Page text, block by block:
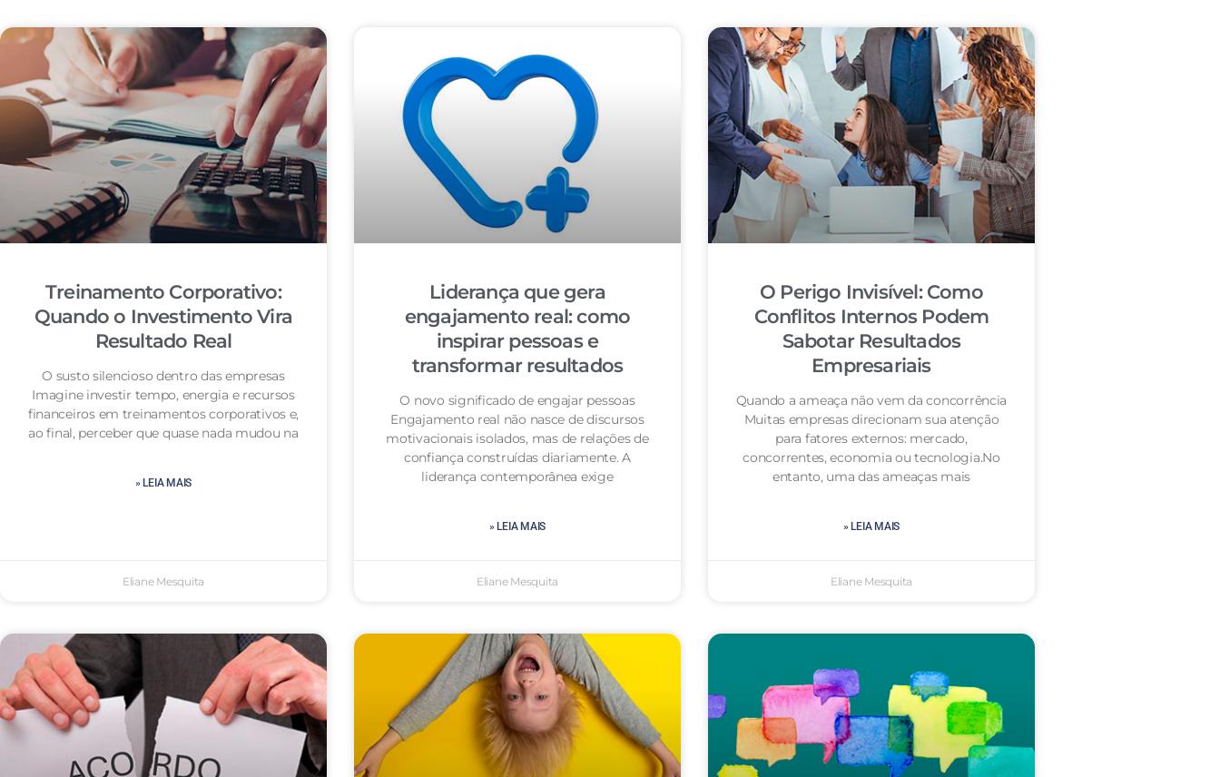
Treinamento Corporativo:
Quando o Investimento Vira
Resultado Real
O susto silencioso dentro das empresas
Imagine investir tempo, energia e recursos
financeiros em treinamentos corporativos e,
ao final, perceber que quase nada mudou na
» LEIA MAIS
Eliane Mesquita
Liderança que gera
engajamento real: como
inspirar pessoas e
transformar resultados
O novo significado de engajar pessoas
Engajamento real não nasce de discursos
motivacionais isolados, mas de relações de
confiança construídas diariamente. A
liderança contemporânea exige
» LEIA MAIS
Eliane Mesquita
O Perigo Invisível: Como
Conflitos Internos Podem
Sabotar Resultados
Empresariais
Quando a ameaça não vem da concorrência
Muitas empresas direcionam sua atenção
para fatores externos: mercado,
concorrentes, economia ou tecnologia.No
entanto, uma das ameaças mais
» LEIA MAIS
Eliane Mesquita